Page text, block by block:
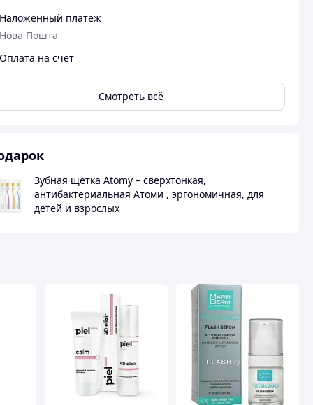
Наложенный платеж
Нова Пошта
Оплата на счет
Смотреть всё
Зубная щетка Atomy – сверхтонкая,
антибактериальная Атоми , эргономичная, для
детей и взрослых